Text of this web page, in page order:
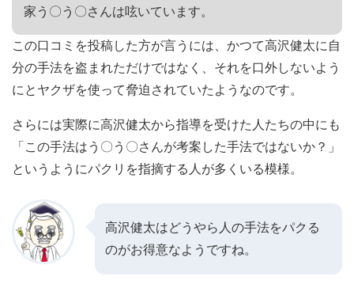
家う〇う〇さんは呟いています。
この口コミを投稿した方が言うには、かつて高沢健太に自
分の手法を盗まれただけではなく、それを口外しないよう
にとヤクザを使って脅迫されていたようなのです。
さらには実際に高沢健太から指導を受けた人たちの中にも
「この手法はう〇う〇さんが考案した手法ではないか？」
というようにパクリを指摘する人が多くいる模様。
高沢健太はどうやら人の手法をパクる
のがお得意なようですね。